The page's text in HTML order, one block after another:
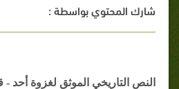
شارك المحتوي بواسطة :
النص التاريخي الموثق لغزوة أحد